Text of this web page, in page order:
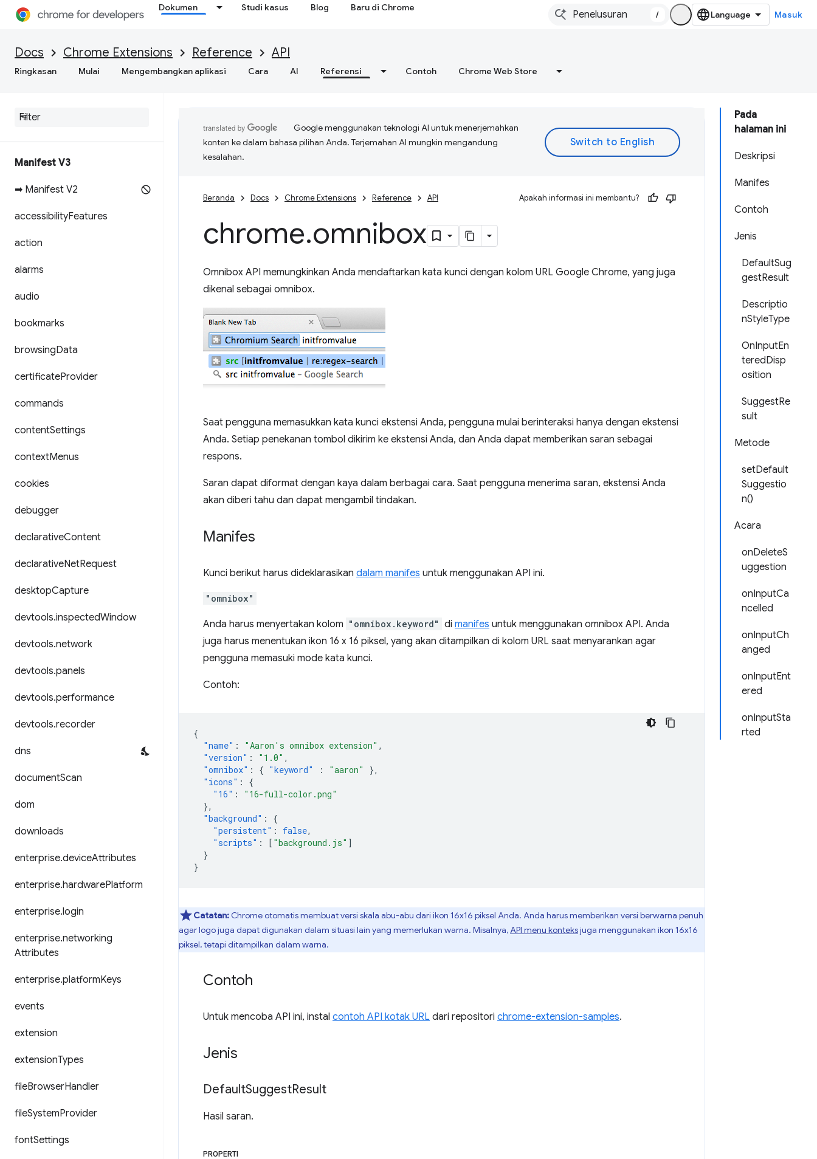
Dokumen Studi kasus Blog Baru di Chrome
/ Masuk
Docs Chrome Extensions Reference API
Ringkasan Mulai Mengembangkan aplikasi Cara AI Referensi Contoh Chrome Web Store
Manifest V3
➡ Manifest V2
accessibilityFeatures
action
alarms
audio
bookmarks
browsingData
certificateProvider
commands
contentSettings
contextMenus
cookies
debugger
declarativeContent
declarativeNetRequest
desktopCapture
devtools.inspectedWindow
devtools.network
devtools.panels
devtools.performance
devtools.recorder
dns
documentScan
dom
downloads
enterprise.deviceAttributes
enterprise.hardwarePlatform
enterprise.login
enterprise.networking
Attributes
enterprise.platformKeys
events
extension
extensionTypes
fileBrowserHandler
fileSystemProvider
fontSettings
Pada
halaman ini
Deskripsi
Manifes
Contoh
Jenis
DefaultSug
gestResult
Descriptio
nStyleType
OnInputEn
teredDisp
osition
SuggestRe
sult
Metode
setDefault
Suggestio
n()
Acara
onDeleteS
uggestion
onInputCa
ncelled
onInputCh
anged
onInputEnt
ered
onInputSta
rted
Google menggunakan teknologi AI untuk menerjemahkan
konten ke dalam bahasa pilihan Anda. Terjemahan AI mungkin mengandung
kesalahan.
Beranda Docs Chrome Extensions Reference API Apakah informasi ini membantu?
chrome.omnibox
Omnibox API memungkinkan Anda mendaftarkan kata kunci dengan kolom URL Google Chrome, yang juga
dikenal sebagai omnibox.
Saat pengguna memasukkan kata kunci ekstensi Anda, pengguna mulai berinteraksi hanya dengan ekstensi
Anda. Setiap penekanan tombol dikirim ke ekstensi Anda, dan Anda dapat memberikan saran sebagai
respons.
Saran dapat diformat dengan kaya dalam berbagai cara. Saat pengguna menerima saran, ekstensi Anda
akan diberi tahu dan dapat mengambil tindakan.
Manifes
Kunci berikut harus dideklarasikan dalam manifes untuk menggunakan API ini.
"omnibox"
Anda harus menyertakan kolom "omnibox.keyword" di manifes untuk menggunakan omnibox API. Anda
juga harus menentukan ikon 16 x 16 piksel, yang akan ditampilkan di kolom URL saat menyarankan agar
pengguna memasuki mode kata kunci.
Contoh:
{
"name" : "Aaron's omnibox extension" ,
"version" : "1.0" ,
"omnibox" : { "keyword" : "aaron"
},
"icons" :
{
"16" :
"16-full-color.png"
},
"background" :
{
"persistent" : false,
"scripts" : [ "background.js" ]
}
}
Catatan: Chrome otomatis membuat versi skala abu-abu dari ikon 16x16 piksel Anda. Anda harus memberikan versi berwarna penuh
agar logo juga dapat digunakan dalam situasi lain yang memerlukan warna. Misalnya,API menu konteksjuga menggunakan ikon 16x16
piksel, tetapi ditampilkan dalam warna.
Contoh
Untuk mencoba API ini, instal contoh API kotak URL dari repositori chrome-extension-samples.
Jenis
DefaultSuggestResult
Hasil saran.
PROPERTI